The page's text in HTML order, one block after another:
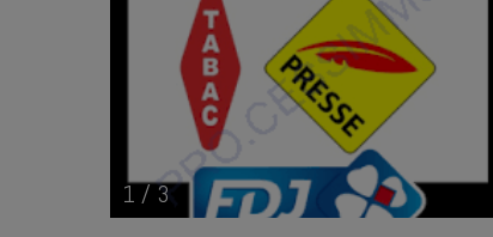
1/3